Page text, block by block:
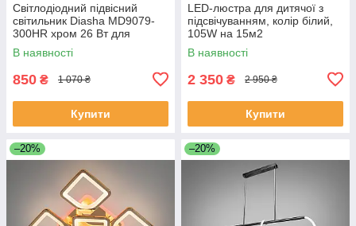
Світлодіодний підвісний
світильник Diasha MD9079-
300HR хром 26 Вт для
вітальні MD9079-300HR
В наявності
850 ₴ 1 070 ₴
Купити
LED-люстра для дитячої з
підсвічуванням, колір білий,
105W на 15м2
В наявності
2 350 ₴ 2 950 ₴
Купити
–20% –20%